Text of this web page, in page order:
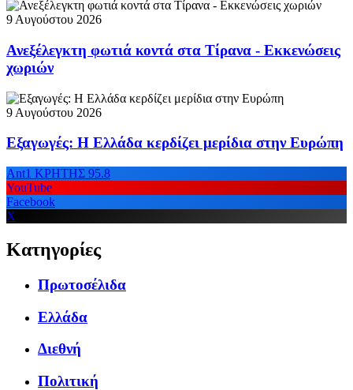
9 Αυγούστου 2026
Ανεξέλεγκτη φωτιά κοντά στα Τίρανα - Εκκενώσεις
χωριών
9 Αυγούστου 2026
Εξαγωγές: Η Ελλάδα κερδίζει μερίδια στην Ευρώπη
Ant1 ΚΡΗΤΗΣ 95.8
YouTube
Facebook
X
Κατηγορίες
Πρωτοσέλιδα
Ελλάδα
Διεθνή
Πολιτική